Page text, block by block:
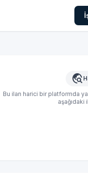
travel_explore
Bu ilan harici bir platformda
aşağıdaki